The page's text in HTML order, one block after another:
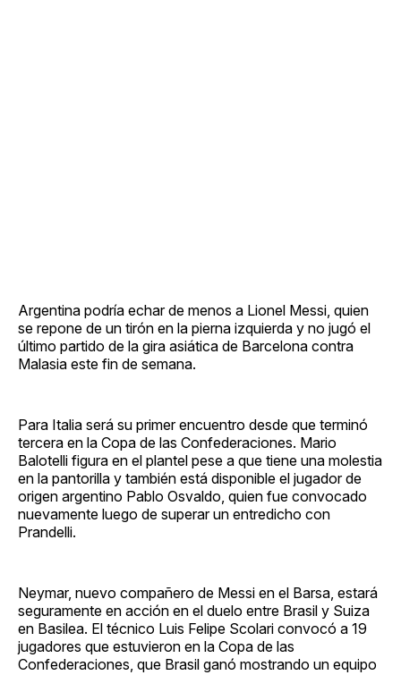
Argentina podría echar de menos a Lionel Messi, quien
se repone de un tirón en la pierna izquierda y no jugó el
último partido de la gira asiática de Barcelona contra
Malasia este fin de semana.
Para Italia será su primer encuentro desde que terminó
tercera en la Copa de las Confederaciones. Mario
Balotelli figura en el plantel pese a que tiene una molestia
en la pantorilla y también está disponible el jugador de
origen argentino Pablo Osvaldo, quien fue convocado
nuevamente luego de superar un entredicho con
Prandelli.
Neymar, nuevo compañero de Messi en el Barsa, estará
seguramente en acción en el duelo entre Brasil y Suiza
en Basilea. El técnico Luis Felipe Scolari convocó a 19
jugadores que estuvieron en la Copa de las
Confederaciones, que Brasil ganó mostrando un equipo